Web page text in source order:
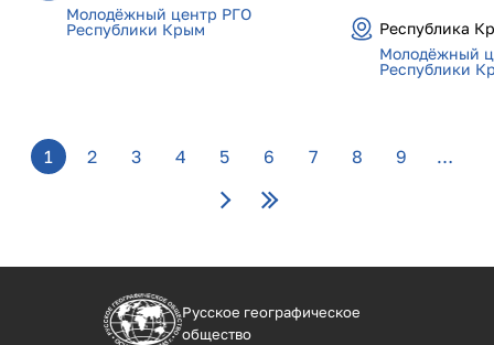
Молодёжный центр РГО
Республики Крым
Республика
Молодёжный
Республики
1 2 3 4 5 6 7 8 9 …
Русское географическое
общество